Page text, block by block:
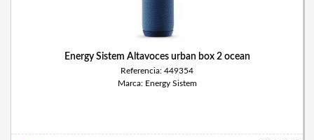
Energy Sistem Altavoces urban box 2 ocean
Referencia: 449354
Marca: Energy Sistem